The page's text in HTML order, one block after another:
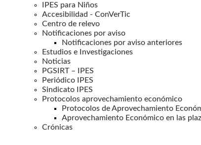
IPES para Niños
Accesibilidad - ConVerTic
Centro de relevo
Notificaciones por aviso
Notificaciones por aviso anteriores
Estudios e Investigaciones
Noticias
PGSIRT – IPES
Periódico IPES
Sindicato IPES
Protocolos aprovechamiento económico
Protocolos de Aprovechamiento
Aprovechamiento Económico en las
Crónicas